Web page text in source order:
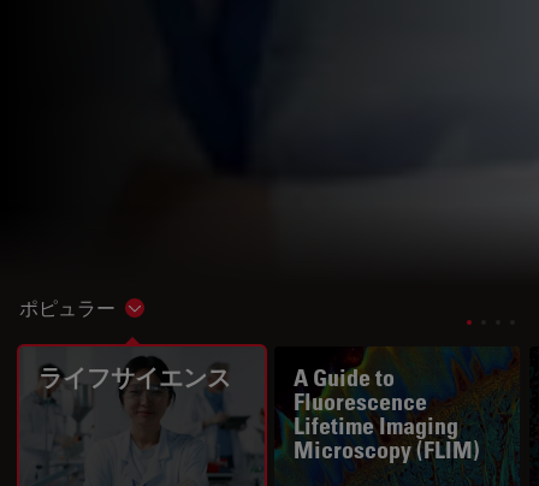
ポピュラー Show subnavigation
ライフサイエンス
A Guide to
Fluorescence
Lifetime Imaging
Microscopy (FLIM)